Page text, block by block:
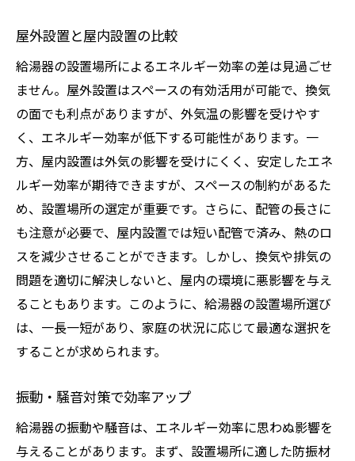
屋外設置と屋内設置の比較
給湯器の設置場所によるエネルギー効率の差は見過ごせ
ません。屋外設置はスペースの有効活用が可能で、換気
の面でも利点がありますが、外気温の影響を受けやす
く、エネルギー効率が低下する可能性があります。一
方、屋内設置は外気の影響を受けにくく、安定したエネ
ルギー効率が期待できますが、スペースの制約があるた
め、設置場所の選定が重要です。さらに、配管の長さに
も注意が必要で、屋内設置では短い配管で済み、熱のロ
スを減少させることができます。しかし、換気や排気の
問題を適切に解決しないと、屋内の環境に悪影響を与え
ることもあります。このように、給湯器の設置場所選び
は、一長一短があり、家庭の状況に応じて最適な選択を
することが求められます。
振動・騒音対策で効率アップ
給湯器の振動や騒音は、エネルギー効率に思わぬ影響を
与えることがあります。まず、設置場所に適した防振材